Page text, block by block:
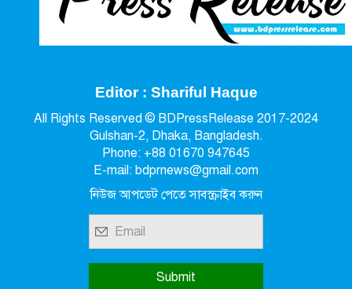
Editor : Shariful Haque
All Rights Reserved © BDPressRelease 2017-2024
Gulshan-2, Dhaka, Bangladesh.
Phone: +88 01670 947645
E-mail: bdprnews@gmail.com
নিউজ আপডেট পেতে সাবস্ক্রাইব করুন